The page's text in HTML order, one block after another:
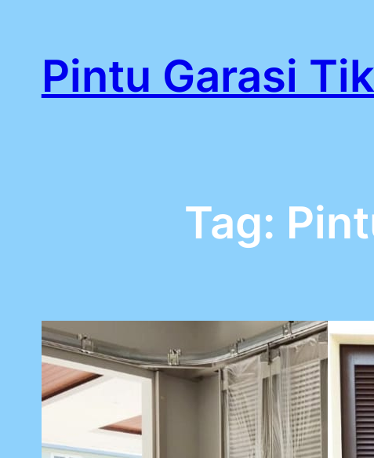
kontenPintu Garasi
Tag: